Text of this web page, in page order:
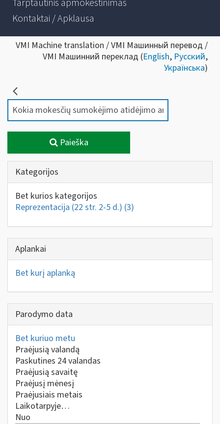
Tarptautinis apmokestinimas
Kontaktai / Apklausa
VMI Machine translation / VMI Машинный перевод /
VMI Машинний переклад (English, Русский,
Українська)
Paieška
Kategorijos
Bet kurios kategorijos
Reprezentacija (22 str. 2-5 d.) (3)
Aplankai
Bet kurį aplanką
Parodymo data
Bet kuriuo metu
Praėjusią valandą
Paskutines 24 valandas
Praėjusią savaitę
Praėjusį mėnesį
Praėjusiais metais
Laikotarpyje…
Nuo